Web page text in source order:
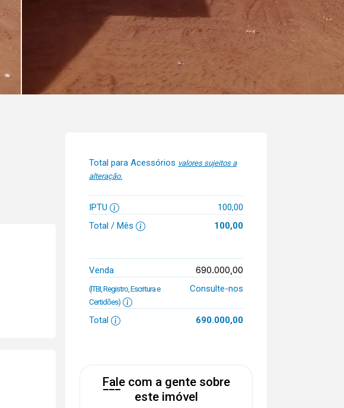
Total para Acessórios valores sujeitos a
alteração.
IPTU
100,00
Total / Mês
100,00
Venda 690.000,00
(ITBI, Registro, Escritura e
Certidões)
Consulte-nos
Total 690.000,00
Fale com a gente sobre
este imóvel